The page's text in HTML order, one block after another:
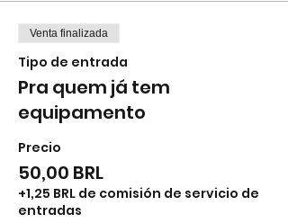
Venta finalizada
Tipo de entrada
Pra quem já tem
equipamento
Precio
50,00 BRL
+1,25 BRL de comisión de servicio de
entradas